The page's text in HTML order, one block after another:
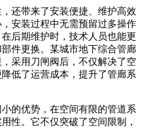
还带来了安装便捷、维护高效
安装过程中无需预留过多操作
后期维护时，技术人员也能更
件更换。某城市地下综合管廊
采用刀闸阀后，不仅解决了空
低了运营成本，提升了管廊系
的优势，在空间有限的管道系
性。它不仅突破了空间限制，